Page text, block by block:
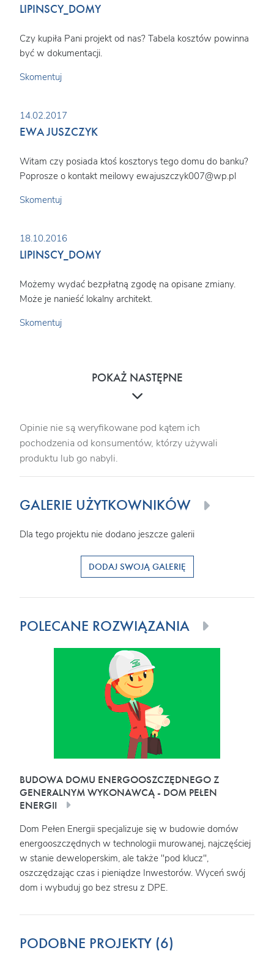
LIPINSCY_DOMY
Czy kupiła Pani projekt od nas? Tabela kosztów powinna
być w dokumentacji.
Skomentuj
14.02.2017
EWA JUSZCZYK
Witam czy posiada ktoś kosztorys tego domu do banku?
Poprosze o kontakt meilowy ewajuszczyk007@wp.pl
Skomentuj
18.10.2016
LIPINSCY_DOMY
Możemy wydać bezpłatną zgodę na opisane zmiany.
Może je nanieść lokalny architekt.
Skomentuj
POKAŻ NASTĘPNE
Opinie nie są weryfikowane pod kątem ich
pochodzenia od konsumentów, którzy używali
produktu lub go nabyli.
GALERIE UŻYTKOWNIKÓW
Dla tego projektu nie dodano jeszcze galerii
DODAJ SWOJĄ GALERIĘ
POLECANE ROZWIĄZANIA
BUDOWA DOMU ENERGOOSZCZĘDNEGO Z
GENERALNYM WYKONAWCĄ - DOM PEŁEN
ENERGII
Dom Pełen Energii specjalizuje się w budowie domów
energooszczędnych w technologii murowanej, najczęściej
w stanie deweloperskim, ale także "pod klucz",
oszczędzając czas i pieniądze Inwestorów. Wyceń swój
dom i wybuduj go bez stresu z DPE.
PODOBNE PROJEKTY (6)